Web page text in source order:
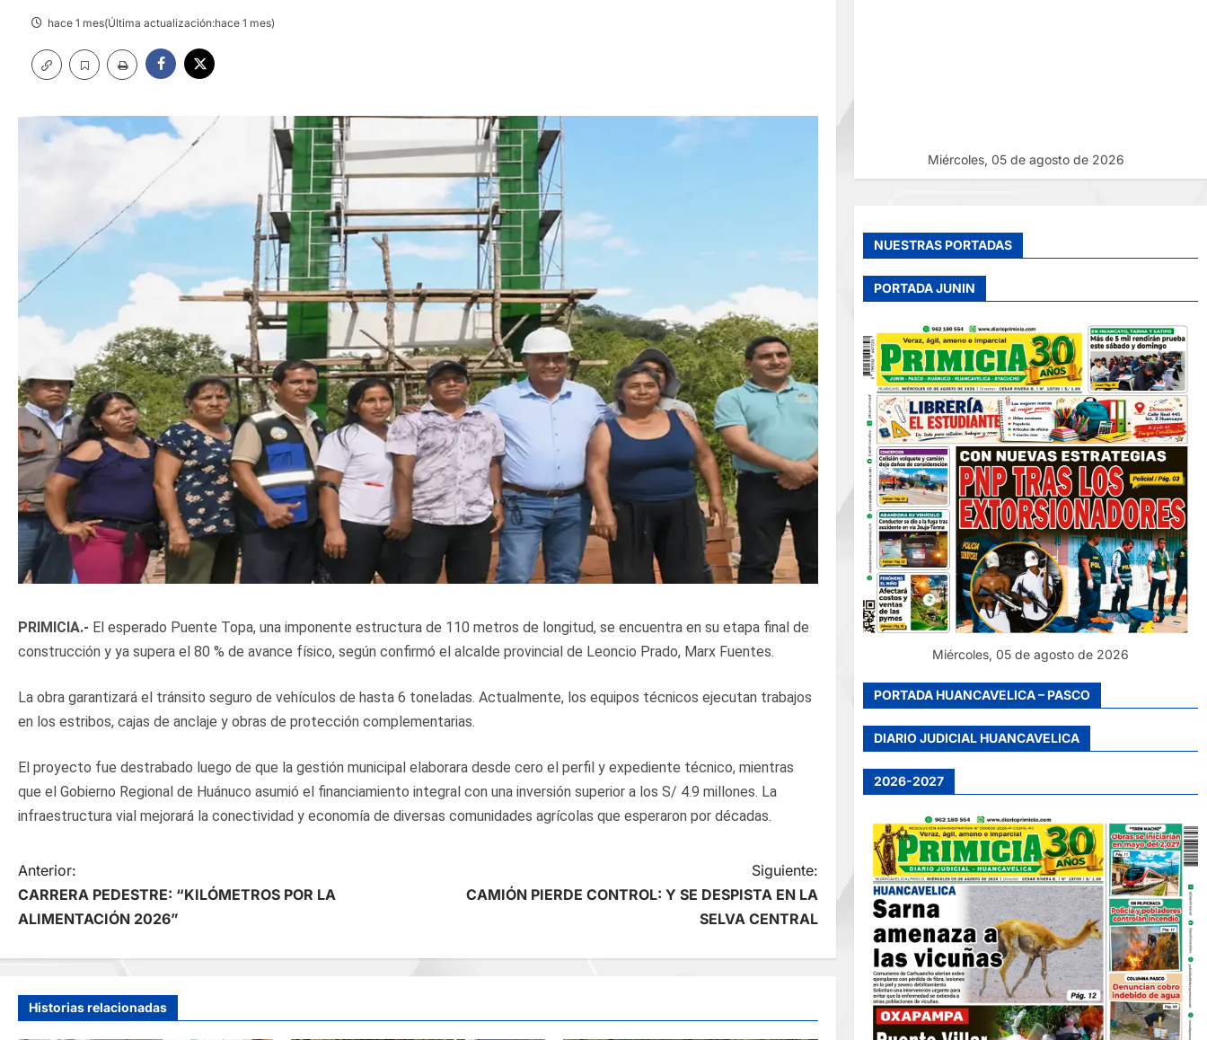
hace 1 mes(Última actualización:hace 1 mes)
PRIMICIA.- El esperado Puente Topa, una imponente estructura de 110 metros de longitud, se encuentra en su etapa final de
construcción y ya supera el 80 % de avance físico, según confirmó el alcalde provincial de Leoncio Prado, Marx Fuentes.
La obra garantizará el tránsito seguro de vehículos de hasta 6 toneladas. Actualmente, los equipos técnicos ejecutan trabajos
en los estribos, cajas de anclaje y obras de protección complementarias.
El proyecto fue destrabado luego de que la gestión municipal elaborara desde cero el perfil y expediente técnico, mientras
que el Gobierno Regional de Huánuco asumió el financiamiento integral con una inversión superior a los S/ 4.9 millones. La
infraestructura vial mejorará la conectividad y economía de diversas comunidades agrícolas que esperaron por décadas.
N
a
v
e
Anterior:
CARRERA PEDESTRE: “KILÓMETROS POR LA
ALIMENTACIÓN 2026”
Siguiente:
CAMIÓN PIERDE CONTROL: Y SE DESPISTA EN LA
SELVA CENTRAL
Historias relacionadas
Miércoles, 05 de agosto de 2026
NUESTRAS PORTADAS
PORTADA JUNIN
Miércoles, 05 de agosto de 2026
PORTADA HUANCAVELICA – PASCO
DIARIO JUDICIAL HUANCAVELICA
2026-2027